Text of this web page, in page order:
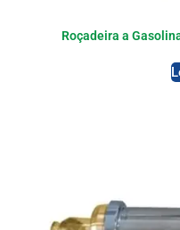
Roçadeira a